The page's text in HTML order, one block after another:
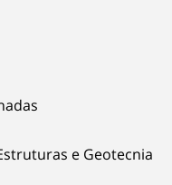
e Geotecnia